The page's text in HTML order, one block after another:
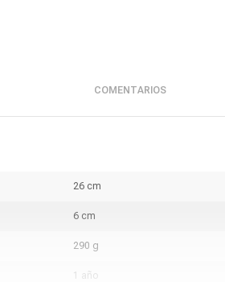
COMENTARIOS
26 cm
6 cm
290 g
1 año